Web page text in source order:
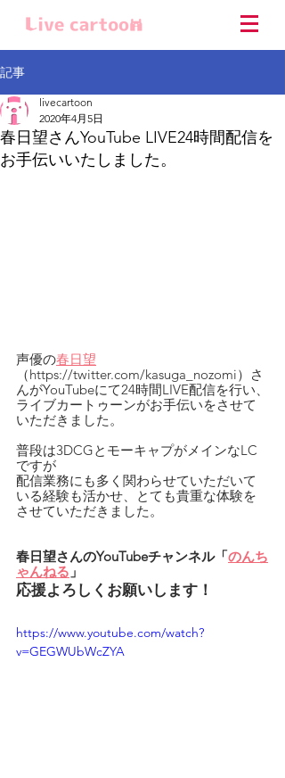
記事
春日望さんYouTube LIVE24時間配信を
お手伝いいたしました。
livecartoon
2020年4月5日
声優の春日望
（https://twitter.com/kasuga_nozomi）さ
んがYouTubeにて24時間LIVE配信を行い、
ライブカートゥーンがお手伝いをさせて
いただきました。
普段は3DCGとモーキャプがメインなLC
ですが
配信業務にも多く関わらせていただいて
いる経験も活かせ、とても貴重な体験を
させていただきました。
春日望さんのYouTubeチャンネル「のんち
ゃんねる 」
応援よろしくお願いします！
https://www.youtube.com/watch?
v=GEGWUbWcZYA